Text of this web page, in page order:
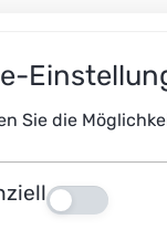
Sie die
Aus